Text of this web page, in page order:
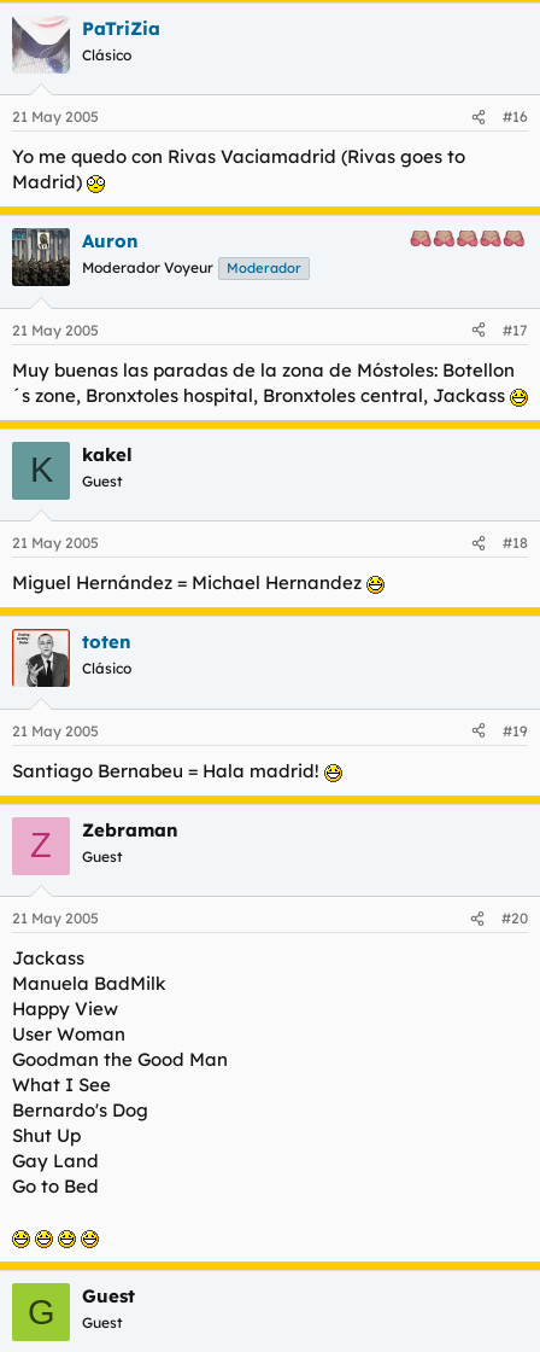
PaTriZia
Clásico
21 May 2005 #16
Yo me quedo con Rivas Vaciamadrid (Rivas goes to
Madrid)
Auron
Moderador Voyeur Moderador
21 May 2005 #17
Muy buenas las paradas de la zona de Móstoles: Botellon
´s zone, Bronxtoles hospital, Bronxtoles central, Jackass
K kakel
Guest
21 May 2005 #18
Miguel Hernández = Michael Hernandez
toten
Clásico
21 May 2005 #19
Santiago Bernabeu = Hala madrid!
Z Zebraman
Guest
21 May 2005 #20
Jackass
Manuela BadMilk
Happy View
User Woman
Goodman the Good Man
What I See
Bernardo's Dog
Shut Up
Gay Land
Go to Bed
G Guest
Guest